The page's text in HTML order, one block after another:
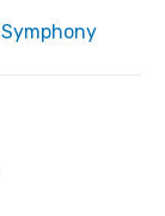
Symphony